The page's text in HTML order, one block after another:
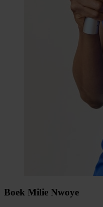
Boek Milie Nwoye